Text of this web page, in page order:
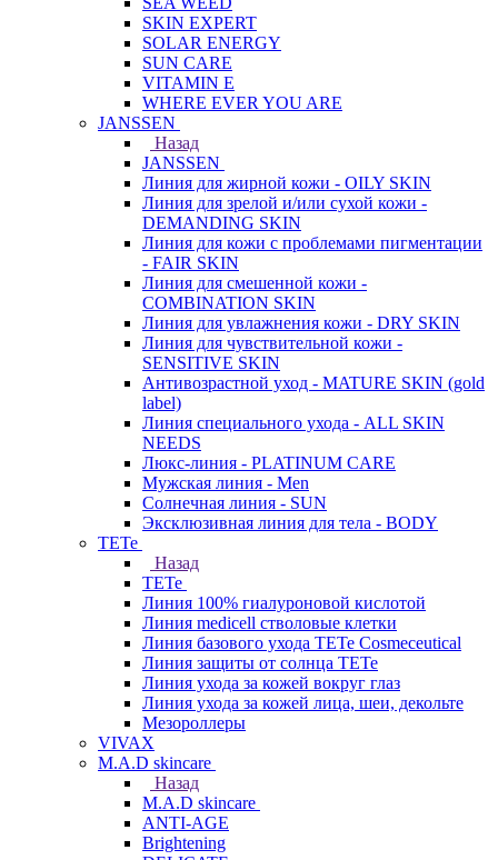
SKIN EXPERT
SOLAR ENERGY
SUN CARE
VITAMIN E
WHERE EVER YOU ARE
JANSSEN
Назад
JANSSEN
Линия для жирной кожи - OILY SKIN
Линия для зрелой и/или сухой кожи -
DEMANDING SKIN
Линия для кожи с проблемами пигментации
- FAIR SKIN
Линия для смешенной кожи -
COMBINATION SKIN
Линия для увлажнения кожи - DRY SKIN
Линия для чувствительной кожи -
SENSITIVE SKIN
Антивозрастной уход - MATURE SKIN (gold
label)
Линия специального ухода - ALL SKIN
NEEDS
Люкс-линия - PLATINUM CARE
Мужская линия - Men
Солнечная линия - SUN
Эксклюзивная линия для тела - BODY
TETe
Назад
TETe
Линия 100% гиалуроновой кислотой
Линия medicell стволовые клетки
Линия базового ухода TETe Cosmeceutical
Линия защиты от солнца TETe
Линия ухода за кожей вокруг глаз
Линия ухода за кожей лица, шеи, декольте
Мезороллеры
VIVAX
M.A.D skincare
Назад
M.A.D skincare
ANTI-AGE
Brightening